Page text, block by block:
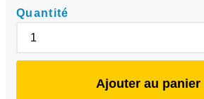
Quantité
Ajouter au panier